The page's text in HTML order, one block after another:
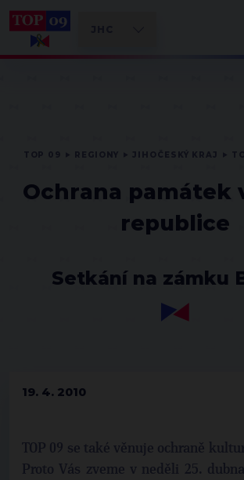
Ochrana památek
republice
Setkání na zámku
19. 4. 2010
TOP 09 se také věnuje ochraně
Proto Vás zveme v neděli 25.